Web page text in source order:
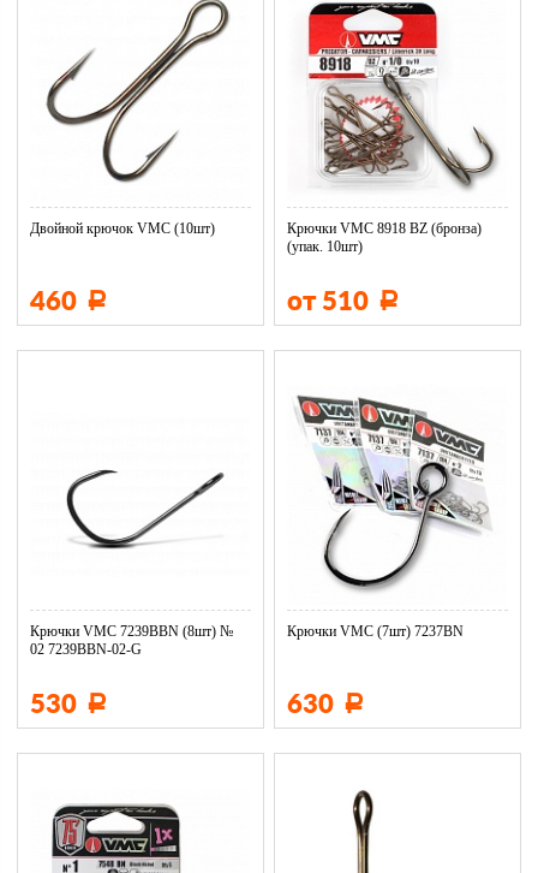
Двойной крючок VMC (10шт)
460 Р
Крючки VMC 8918 BZ (бронза)
(упак. 10шт)
от 510 Р
Крючки VMC 7239BBN (8шт) №
02 7239BBN-02-G
530 Р
Крючки VMC (7шт) 7237BN
630 Р